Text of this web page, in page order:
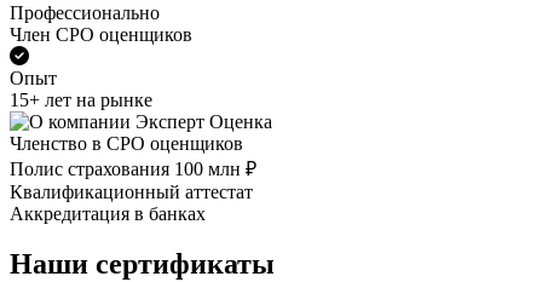
Профессионально
Член СРО оценщиков
Опыт
15+ лет на рынке
Членство в СРО оценщиков
Полис страхования 100 млн ₽
Квалификационный аттестат
Аккредитация в банках
Наши сертификаты